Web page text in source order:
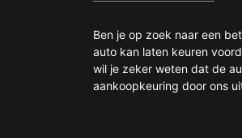
Ben je op zoek naar een
auto kan laten keuren
wil je zeker weten dat de
aankoopkeuring door ons